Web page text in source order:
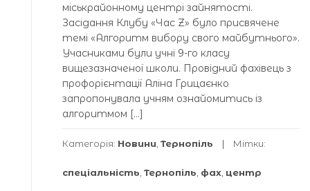
міськрайонному центрі зайнятості.
Засідання Клубу «Час Z» було присвячене
темі «Алгоритм вибору свого майбутнього».
Учасниками були учні 9-го класу
вищезазначеної школи. Провідний фахівець з
профорієнтації Аліна Грицаєнко
запропонувала учням ознайомитись із
алгоритмом […]
Категорія: Новини Тернопіль Мітки:
спеціальність Тернопіль фах центр